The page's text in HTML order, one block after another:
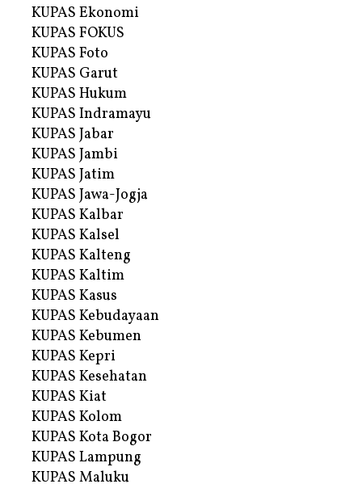
KUPAS Ekonomi
KUPAS FOKUS
KUPAS Foto
KUPAS Garut
KUPAS Hukum
KUPAS Indramayu
KUPAS Jabar
KUPAS Jambi
KUPAS Jatim
KUPAS Jawa-Jogja
KUPAS Kalbar
KUPAS Kalsel
KUPAS Kalteng
KUPAS Kaltim
KUPAS Kasus
KUPAS Kebudayaan
KUPAS Kebumen
KUPAS Kepri
KUPAS Kesehatan
KUPAS Kiat
KUPAS Kolom
KUPAS Kota Bogor
KUPAS Lampung
KUPAS Maluku